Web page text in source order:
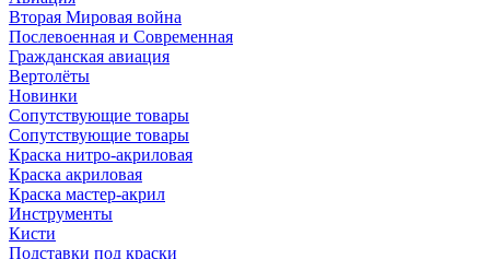
Вторая Мировая война
Послевоенная и Современная
Гражданская авиация
Вертолёты
Новинки
Сопутствующие товары
Сопутствующие товары
Краска нитро-акриловая
Краска акриловая
Краска мастер-акрил
Инструменты
Кисти
Подставки под краски